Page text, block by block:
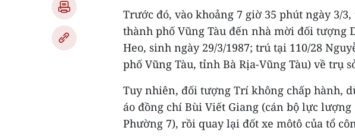
Trước đó, vào khoảng 7 giờ 35 phút ngày 3/
thành phố Vũng Tàu đến nhà mời đối tượng
Heo, sinh ngày 29/3/1987; trú tại 110/28
phố Vũng Tàu, tỉnh Bà Rịa-Vũng Tàu) về trụ
Tuy nhiên, đối tượng Trí không chấp hành,
áo đồng chí Bùi Viết Giang (cán bộ lực
Phường 7), rồi quay lại đốt xe môtô của tổ